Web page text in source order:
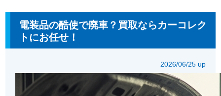
電装品の酷使で廃車？買取ならカーコレク
トにお任せ！
2026/06/25 up